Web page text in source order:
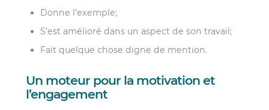
Donne l’exemple;
S’est amélioré dans un aspect de son travail;
Fait quelque chose digne de mention.
Un moteur pour la motivation et
l’engagement